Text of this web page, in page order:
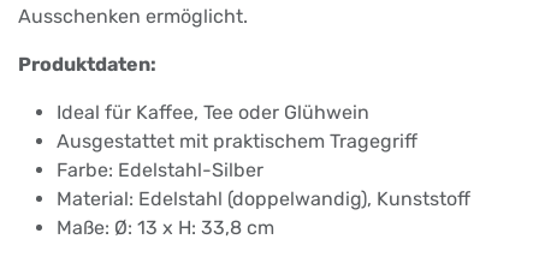
Ausschenken ermöglicht.
Produktdaten:
Ideal für Kaffee, Tee oder Glühwein
Ausgestattet mit praktischem Tragegriff
Farbe: Edelstahl-Silber
Material: Edelstahl (doppelwandig), Kunststoff
Maße: Ø: 13 x H: 33,8 cm